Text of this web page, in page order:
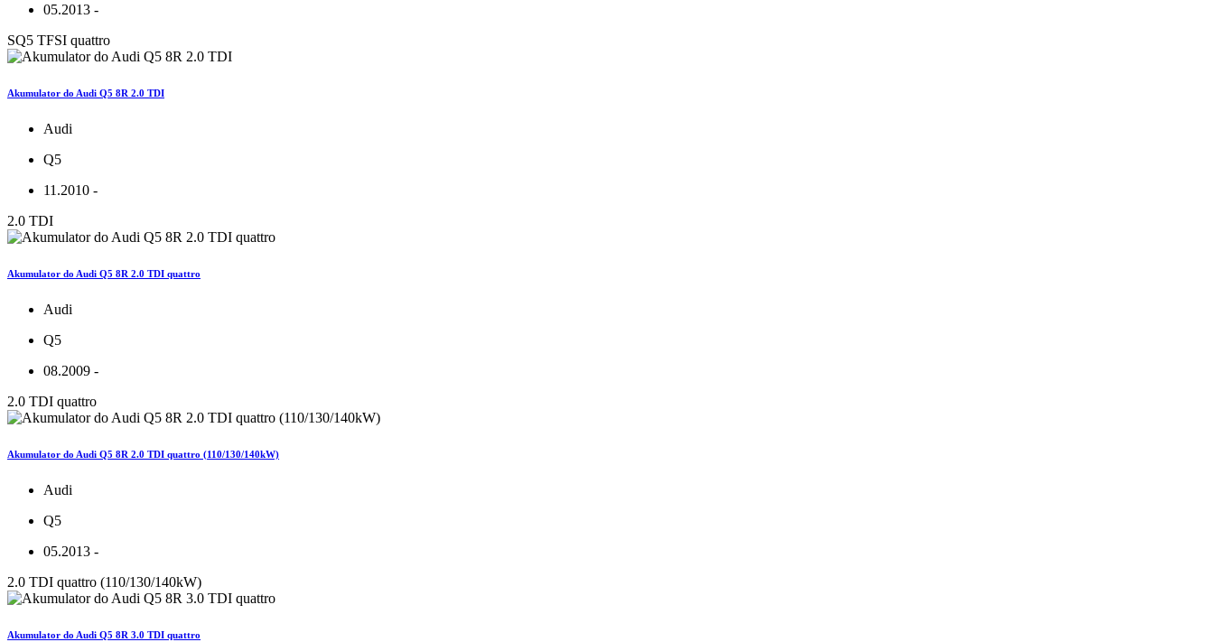
05.2013 -
SQ5 TFSI quattro
Akumulator do Audi Q5 8R 2.0 TDI
Audi
Q5
11.2010 -
2.0 TDI
Akumulator do Audi Q5 8R 2.0 TDI quattro
Audi
Q5
08.2009 -
2.0 TDI quattro
Akumulator do Audi Q5 8R 2.0 TDI quattro (110/130/140kW)
Audi
Q5
05.2013 -
2.0 TDI quattro (110/130/140kW)
Akumulator do Audi Q5 8R 3.0 TDI quattro